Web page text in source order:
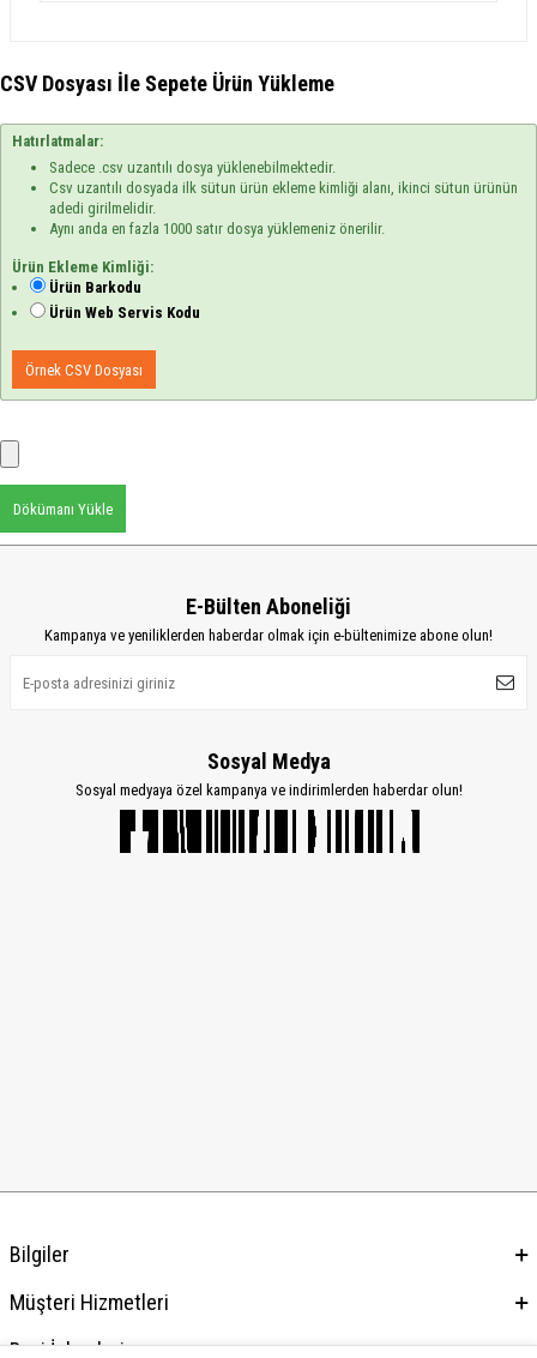
CSV Dosyası İle Sepete Ürün Yükleme
Hatırlatmalar:
Sadece .csv uzantılı dosya yüklenebilmektedir.
Csv uzantılı dosyada ilk sütun ürün ekleme kimliği alanı, ikinci sütun ürünün
adedi girilmelidir.
Aynı anda en fazla 1000 satır dosya yüklemeniz önerilir.
Ürün Ekleme Kimliği:
Ürün Barkodu
Ürün Web Servis Kodu
Örnek CSV Dosyası
Dökümanı Yükle
E-Bülten Aboneliği
Kampanya ve yeniliklerden haberdar olmak için e-bültenimize abone olun!
Sosyal Medya
Sosyal medyaya özel kampanya ve indirimlerden haberdar olun!
Bilgiler
Müşteri Hizmetleri
Bayi İşlemleri